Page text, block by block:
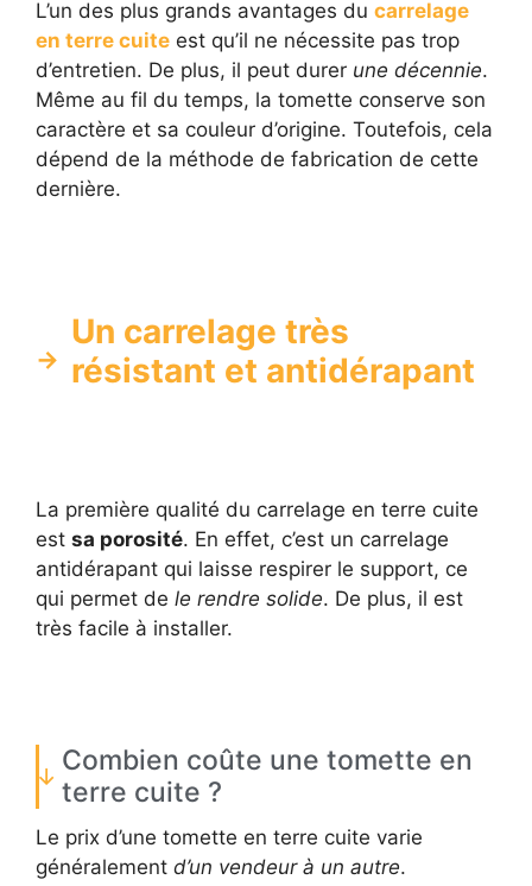
L’un des plus grands avantages du carrelage
en terre cuite est qu’il ne nécessite pas trop
d’entretien. De plus, il peut durer une décennie.
Même au fil du temps, la tomette conserve son
caractère et sa couleur d’origine. Toutefois, cela
dépend de la méthode de fabrication de cette
dernière.
Un carrelage très
résistant et antidérapant
La première qualité du carrelage en terre cuite
est sa porosité. En effet, c’est un carrelage
antidérapant qui laisse respirer le support, ce
qui permet de le rendre solide. De plus, il est
très facile à installer.
Combien coûte une tomette en
terre cuite ?
Le prix d’une tomette en terre cuite varie
généralement d’un vendeur à un autre.